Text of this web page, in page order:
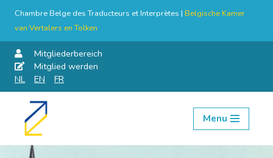
Chambre Belge des Traducteurs et Interprètes | Belgische Kamer
van Vertalers en Tolken
Mitgliederbereich
Mitglied werden
NL
EN FR
Skip
content
Menu